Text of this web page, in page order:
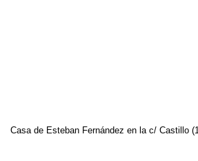
Casa de Esteban Fernández en la c/ Castillo